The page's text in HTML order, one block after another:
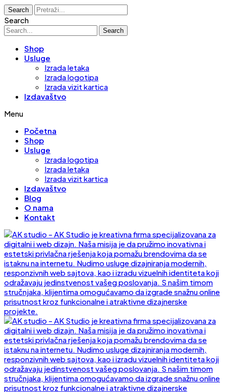
Search
Search
Search
Shop
Usluge
Izrada letaka
Izrada logotipa
Izrada vizit kartica
Izdavaštvo
Menu
Početna
Shop
Usluge
Izrada logotipa
Izrada letaka
Izrada vizit kartica
Izdavaštvo
Blog
O nama
Kontakt